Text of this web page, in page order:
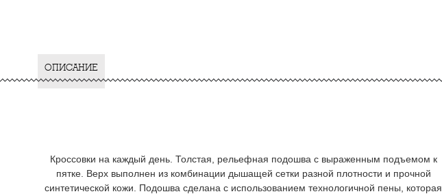
ОПИСАНИЕ
Кроссовки на каждый день. Толстая, рельефная подошва с выраженным подъемом к
пятке. Верх выполнен из комбинации дышащей сетки разной плотности и прочной
синтетической кожи. Подошва сделана c использованием технологичной пены, которая